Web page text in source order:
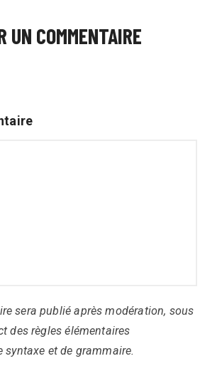
UN COMMENTAIRE
sera publié après modération, sous
des règles élémentaires
syntaxe et de grammaire.